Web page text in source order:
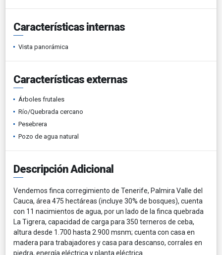
Características internas
Vista panorámica
Características externas
Árboles frutales
Río/Quebrada cercano
Pesebrera
Pozo de agua natural
Descripción Adicional
Vendemos finca corregimiento de Tenerife, Palmira Valle del
Cauca, área 475 hectáreas (incluye 30% de bosques), cuenta
con 11 nacimientos de agua, por un lado de la finca quebrada
La Tigrera, capacidad de carga para 350 terneros de ceba,
altura desde 1.700 hasta 2.900 msnm; cuenta con casa en
madera para trabajadores y casa para descanso, corrales en
piedra, energía eléctrica y planta eléctrica.